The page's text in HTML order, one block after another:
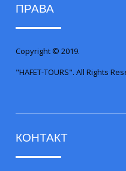
ПРАВА
Copyright © 2019.
"HAFET-TOURS". All Rights
КОНТАКТ